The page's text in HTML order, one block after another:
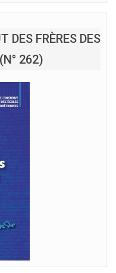
DES FRÈRES DES
262)